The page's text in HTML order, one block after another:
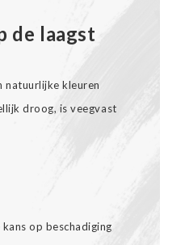
de laagst
kleuren
droog, is veegvast
op beschadiging